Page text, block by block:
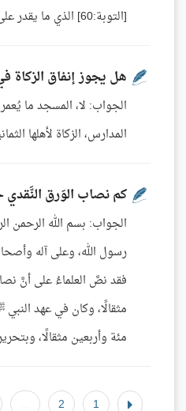
[التوبة:60] الذي ما يقدر على البيت ولا ...
هل يجوز إنفاق
الجواب: لا، المسجد ما
المدارس، الزكاة لأهلها
كم نصاب الوَرق
الجواب: بسم الله الرحمن
رسول الله، وعلى آله
فقد نصَّ العلماءُ على أنَّ
مثقالًا، وكان في عهد
مئة وأربعين مثقالًا،
1
2